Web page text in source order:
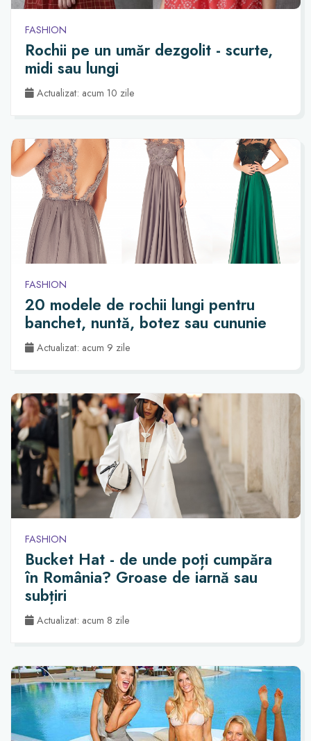
FASHION
Rochii pe un umăr dezgolit - scurte,
midi sau lungi
Actualizat: acum 10 zile
FASHION
20 modele de rochii lungi pentru
banchet, nuntă, botez sau cununie
Actualizat: acum 9 zile
FASHION
Bucket Hat - de unde poți cumpăra
în România? Groase de iarnă sau
subțiri
Actualizat: acum 8 zile